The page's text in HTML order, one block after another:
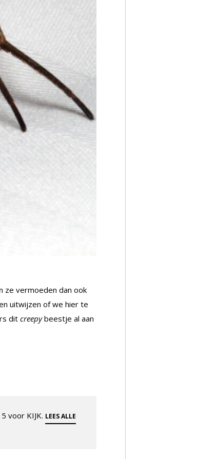
ze vermoeden dan ook
uitwijzen of we hier te
dit creepybeestje al aan
voor KIJK. LEES ALLE